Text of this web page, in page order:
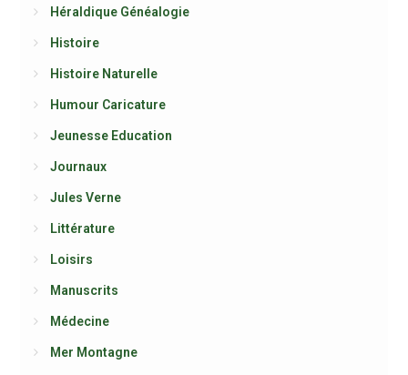
Héraldique Généalogie
Histoire
Histoire Naturelle
Humour Caricature
Jeunesse Education
Journaux
Jules Verne
Littérature
Loisirs
Manuscrits
Médecine
Mer Montagne